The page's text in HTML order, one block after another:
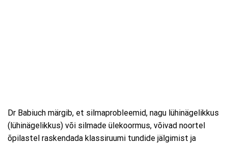
Dr Babiuch märgib, et silmaprobleemid, nagu lühinägelikkus
(lühinägelikkus) või silmade ülekoormus, võivad noortel
õpilastel raskendada klassiruumi tundide jälgimist ja